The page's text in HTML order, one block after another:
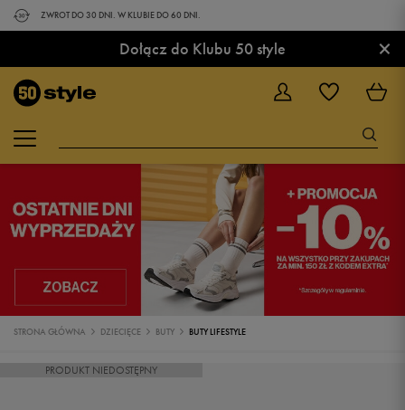
ZWROT DO 30 DNI. W KLUBIE DO 60 DNI.
Dołącz do Klubu 50 style ×
STRONA GŁÓWNA DZIECIĘCE BUTY BUTY LIFESTYLE
PRODUKT NIEDOSTĘPNY